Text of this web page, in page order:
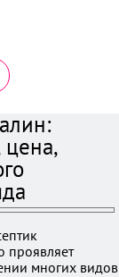
проявляет
многих видов